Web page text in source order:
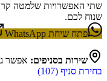
שתי האפשרויות שלמטה
שנוח לכם.
פתח שיחת WhatsApp
שירות בסניפים: אפשר
בחירת סניף (107
)